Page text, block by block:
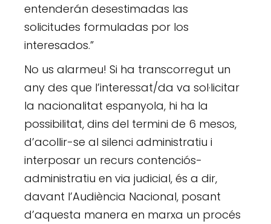
entenderán desestimadas las
solicitudes formuladas por los
interesados.”
No us alarmeu! Si ha transcorregut un
any des que l’interessat/da va sol·licitar
la nacionalitat espanyola, hi ha la
possibilitat, dins del termini de 6 mesos,
d’acollir-se al silenci administratiu i
interposar un recurs contenciós-
administratiu en via judicial, és a dir,
davant l’Audiència Nacional, posant
d’aquesta manera en marxa un procés